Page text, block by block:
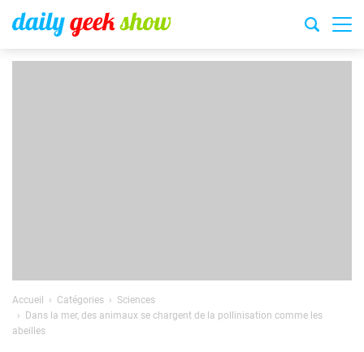
Accueil Catégories
Sciences
Dans la mer, des animaux se chargent de la pollinisation comme les
abeilles